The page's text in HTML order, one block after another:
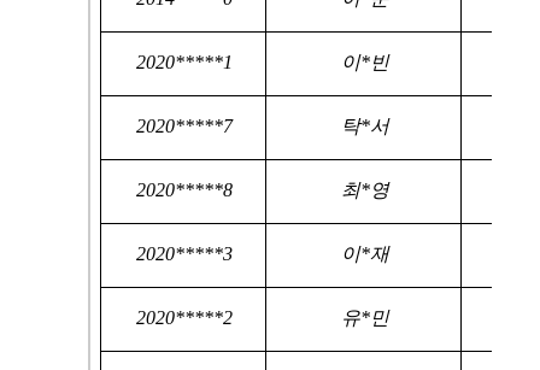
2020*****1 이*빈
2020*****7 탁*서
2020*****8 최*영
2020*****3 이*재
2020*****2 유*민